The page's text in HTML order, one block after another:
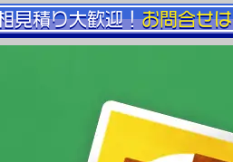
見積り大歓迎！お問合せは